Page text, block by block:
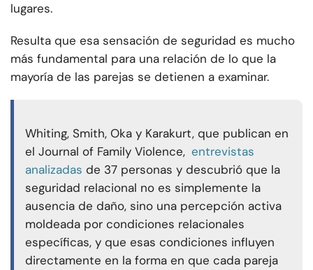
lugares.
Resulta que esa sensación de seguridad es mucho
más fundamental para una relación de lo que la
mayoría de las parejas se detienen a examinar.
Whiting, Smith, Oka y Karakurt, que publican en
el Journal of Family Violence, entrevistas
analizadas de 37 personas y descubrió que la
seguridad relacional no es simplemente la
ausencia de daño, sino una percepción activa
moldeada por condiciones relacionales
específicas, y que esas condiciones influyen
directamente en la forma en que cada pareja